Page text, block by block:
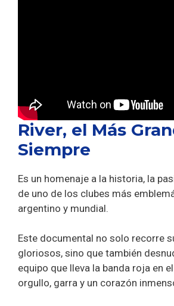
River, el Más
Siempre
Es un homenaje a la historia, la
de uno de los clubes más
argentino y mundial.
Este documental no solo recorre
gloriosos, sino que también
equipo que lleva la banda roja en
orgullo, garra y un corazón